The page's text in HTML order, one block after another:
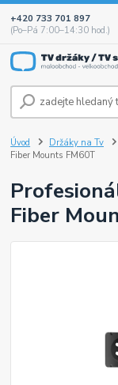
+420 733 701 897
(Po–Pá 7:00–14:30 hod.)
Úvod Držáky na Tv
Fiber Mounts FM60T
Fiber